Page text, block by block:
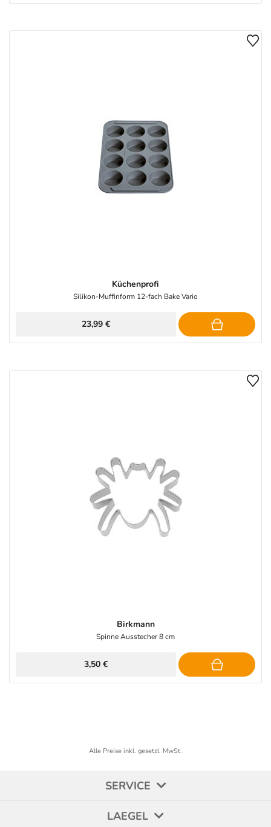
Küchenprofi
Silikon-Muffinform 12-fach Bake Vario
23,99 €
Birkmann
Spinne Ausstecher 8 cm
3,50 €
Alle Preise inkl. gesetzl. MwSt.
SERVICE
LAEGEL